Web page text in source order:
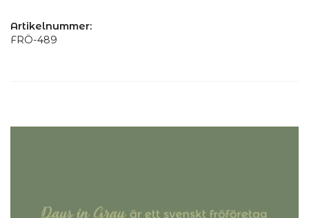
Artikelnummer:
FRÖ-489